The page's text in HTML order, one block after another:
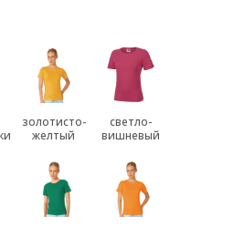
золотисто-
желтый
светло-
вишневый